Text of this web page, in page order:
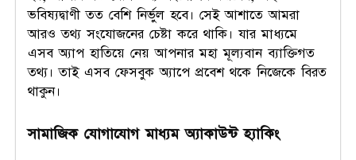
ভবিষ্যদ্বাণী তত বেশি নির্ভুল হবে। সেই আশাতে আমরা
আরও তথ্য সংযোজনের চেষ্টা করে থাকি। যার মাধ্যমে
এসব অ্যাপ হাতিয়ে নেয় আপনার মহা মূল্যবান ব্যাক্তিগত
তথ্য। তাই এসব ফেসবুক অ্যাপে প্রবেশ থকে নিজেকে বিরত
থাকুন।
সামাজিক যোগাযোগ মাধ্যম অ্যাকাউন্টহ্যাকিং